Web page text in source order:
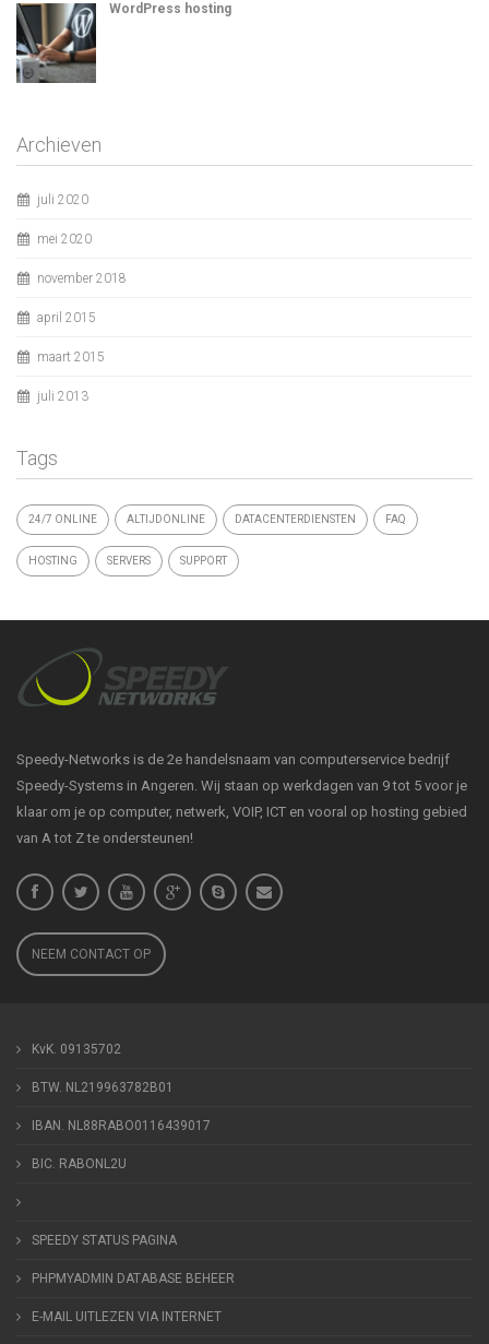
WordPress hosting
Archieven
juli 2020
mei 2020
november 2018
april 2015
maart 2015
juli 2013
Tags
24/7 ONLINE ALTIJDONLINE DATACENTERDIENSTEN FAQ
HOSTING SERVERS SUPPORT
Speedy-Networks is de 2e handelsnaam van computerservice bedrijf
Speedy-Systems in Angeren. Wij staan op werkdagen van 9 tot 5 voor je
klaar om je op computer, netwerk, VOIP, ICT en vooral op hosting gebied
van A tot Z te ondersteunen!
NEEM CONTACT OP
KvK. 09135702
BTW. NL219963782B01
IBAN. NL88RABO0116439017
BIC. RABONL2U
SPEEDY STATUS PAGINA
PHPMYADMIN DATABASE BEHEER
E-MAIL UITLEZEN VIA INTERNET